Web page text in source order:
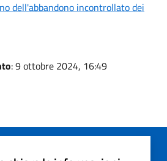
dell'abbandono incontrollato dei
: 9 ottobre 2024, 16:49